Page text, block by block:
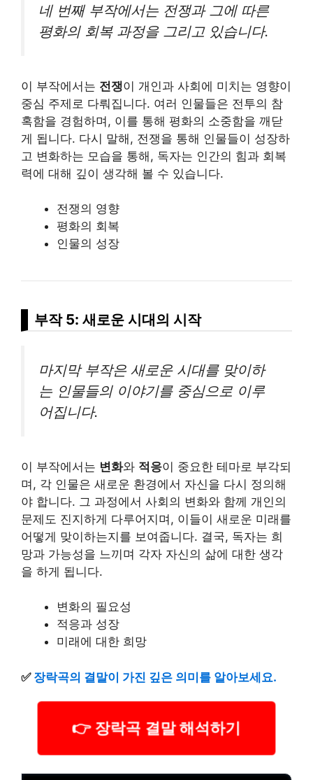
네 번째 부작에서는 전쟁과 그에 따른
평화의 회복 과정을 그리고 있습니다.
이 부작에서는 전쟁이 개인과 사회에 미치는 영향이
중심 주제로 다뤄집니다. 여러 인물들은 전투의 참
혹함을 경험하며, 이를 통해 평화의 소중함을 깨닫
게 됩니다. 다시 말해, 전쟁을 통해 인물들이 성장하
고 변화하는 모습을 통해, 독자는 인간의 힘과 회복
력에 대해 깊이 생각해 볼 수 있습니다.
전쟁의 영향
평화의 회복
인물의 성장
부작 5: 새로운 시대의 시작
마지막 부작은 새로운 시대를 맞이하
는 인물들의 이야기를 중심으로 이루
어집니다.
이 부작에서는 변화와 적응이 중요한 테마로 부각되
며, 각 인물은 새로운 환경에서 자신을 다시 정의해
야 합니다. 그 과정에서 사회의 변화와 함께 개인의
문제도 진지하게 다루어지며, 이들이 새로운 미래를
어떻게 맞이하는지를 보여줍니다. 결국, 독자는 희
망과 가능성을 느끼며 각자 자신의 삶에 대한 생각
을 하게 됩니다.
변화의 필요성
적응과 성장
미래에 대한 희망
✅ 장락곡의 결말이 가진 깊은 의미를 알아보세요.
👉 장락곡 결말 해석하기